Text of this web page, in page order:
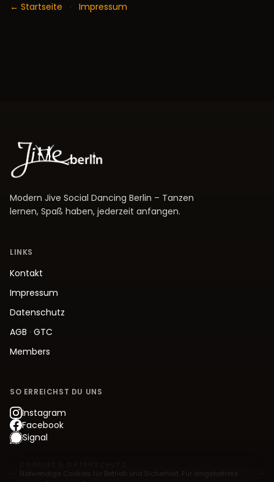
← Startseite · Impressum
Modern Jive Social Dancing Berlin – Tanzen
lernen, Spaß haben, jederzeit anfangen.
LINKS
Kontakt
Impressum
Datenschutz
AGB · GTC
Members
SO ERREICHST DU UNS
Instagram
Facebook
Signal
Notwendige Cookies für Betrieb und Sicherheit. Für eingebettete